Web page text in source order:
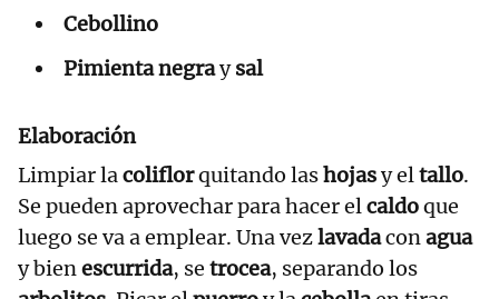
Cebollino
Pimienta negraysal
Elaboración
Limpiar lacoliflorquitando lashojasy eltallo.
Se pueden aprovechar para hacer elcaldoque
luego se va a emplear. Una vezlavadaconagua
y bienescurrida, se trocea, separando los